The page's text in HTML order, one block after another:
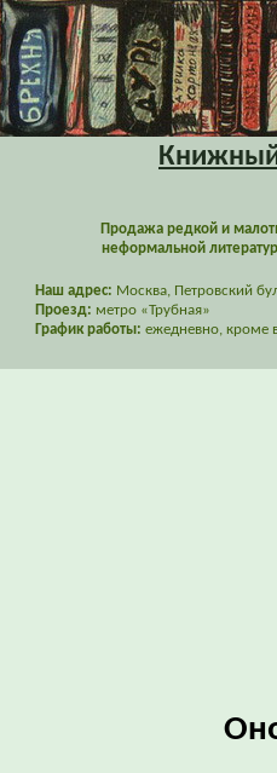
Книжный
Продажа редкой и
неформальной
Наш адрес: Москва, Петровский
Проезд: метро «Трубная»
График работы: ежедневно, кроме